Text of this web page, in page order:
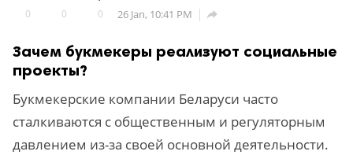
0 0 0 26 Jan, 10:41 PM 
Зачем букмекеры реализуют социальные
проекты?
Букмекерские компании Беларуси часто
сталкиваются с общественным и регуляторным
давлением из-за своей основной деятельности.